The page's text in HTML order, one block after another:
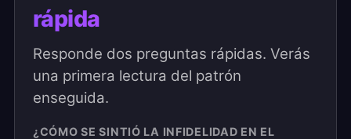
rápida
Responde dos preguntas rápidas. Verás
una primera lectura del patrón
enseguida.
¿CÓMO SE SINTIÓ LA INFIDELIDAD EN EL